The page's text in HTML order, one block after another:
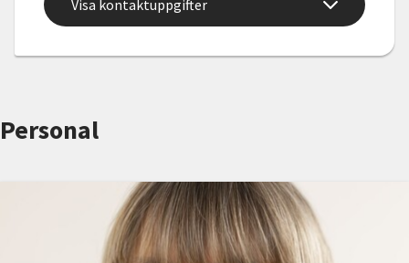
Avdelningar
Visa kontaktuppgifter
Personal